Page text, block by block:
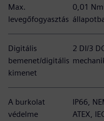
Max.
levegőfogyasztás
0,01
Digitális
bemenet/digitális
kimenet
2 DI/3
A burkolat
védelme
IP66,
ATEX,